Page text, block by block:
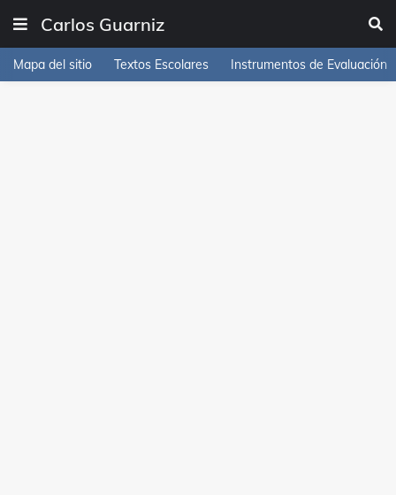
Carlos Guarniz
Mapa del sitio Textos Escolares Instrumentos de Evaluación